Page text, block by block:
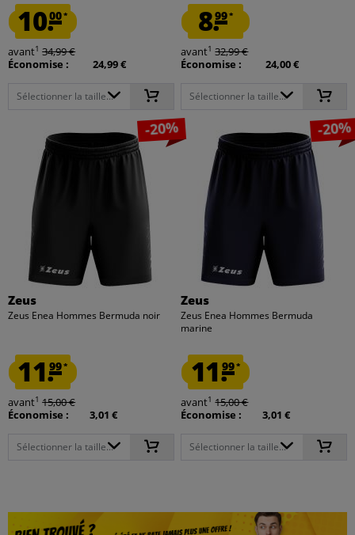
10.00*
avant1 34,99 €
Économise :
24,99 €
Sélectionner la taille...
8.99*
avant1 32,99 €
Économise :
24,00 €
Sélectionner la taille...
-20%
Zeus
Zeus Enea Hommes Bermuda noir
11.99*
avant1 15,00 €
Économise :
3,01 €
Sélectionner la taille...
-20%
Zeus
Zeus Enea Hommes Bermuda
marine
11.99*
avant1 15,00 €
Économise :
3,01 €
Sélectionner la taille...